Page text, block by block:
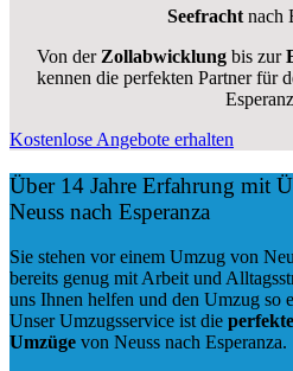
Seefrachtnach
Von der Zollabwicklung bis zur
kennen die perfekten Partner für
Kostenlose Angebote erhalten
Über 14 Jahre Erfahrung mit
Neuss nach Esperanza
Sie stehen vor einem Umzug von
bereits genug mit Arbeit und
uns Ihnen helfen und den Umzug so
Unser Umzugsservice ist die
Umzüge von Neuss nach Esperanza.